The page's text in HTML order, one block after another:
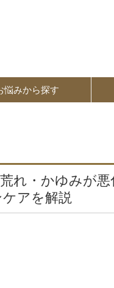
悩みから探す
荒れ・かゆみが
アを解説